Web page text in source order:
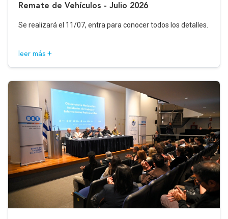
Remate de Vehículos - Julio 2026
Se realizará el 11/07, entra para conocer todos los detalles.
leer más +